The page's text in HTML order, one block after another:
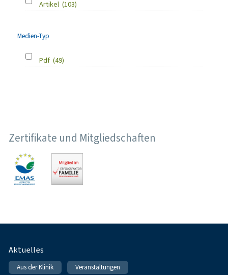
Artikel (103)
Medien-Typ
Pdf (49)
Zertifikate und Mitgliedschaften
Fußnavigation
Aktuelles
Aus der Klinik Veranstaltungen